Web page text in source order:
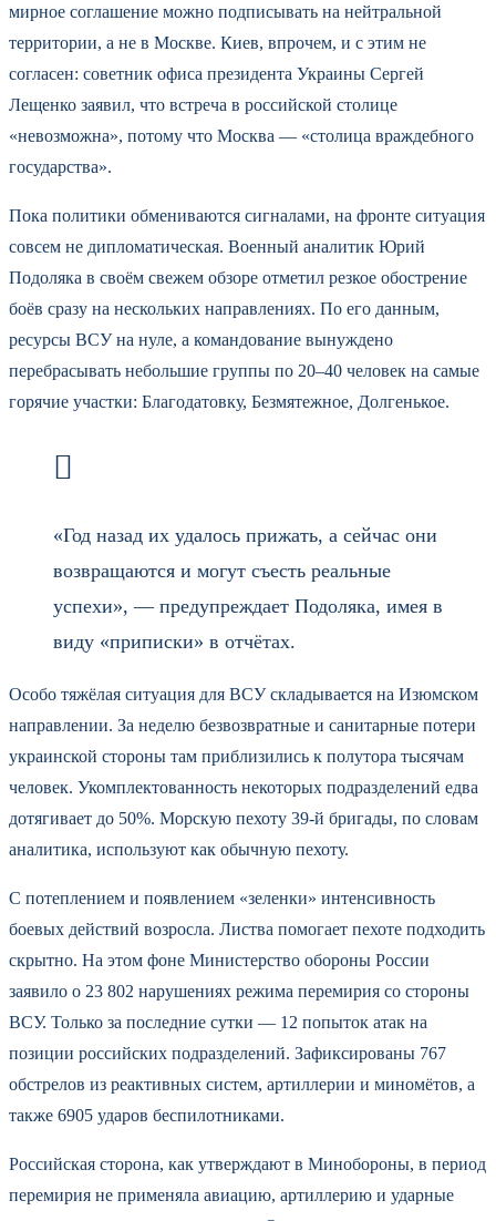
мирное соглашение можно подписывать на нейтральной
территории, а не в Москве. Киев, впрочем, и с этим не
согласен: советник офиса президента Украины Сергей
Лещенко заявил, что встреча в российской столице
«невозможна», потому что Москва — «столица враждебного
государства».
Пока политики обмениваются сигналами, на фронте ситуация
совсем не дипломатическая. Военный аналитик Юрий
Подоляка в своём свежем обзоре отметил резкое обострение
боёв сразу на нескольких направлениях. По его данным,
ресурсы ВСУ на нуле, а командование вынуждено
перебрасывать небольшие группы по 20–40 человек на самые
горячие участки: Благодатовку, Безмятежное, Долгенькое.
«Год назад их удалось прижать, а сейчас они
возвращаются и могут съесть реальные
успехи», — предупреждает Подоляка, имея в
виду «приписки» в отчётах.
Особо тяжёлая ситуация для ВСУ складывается на Изюмском
направлении. За неделю безвозвратные и санитарные потери
украинской стороны там приблизились к полутора тысячам
человек. Укомплектованность некоторых подразделений едва
дотягивает до 50%. Морскую пехоту 39-й бригады, по словам
аналитика, используют как обычную пехоту.
С потеплением и появлением «зеленки» интенсивность
боевых действий возросла. Листва помогает пехоте подходить
скрытно. На этом фоне Министерство обороны России
заявило о 23 802 нарушениях режима перемирия со стороны
ВСУ. Только за последние сутки — 12 попыток атак на
позиции российских подразделений. Зафиксированы 767
обстрелов из реактивных систем, артиллерии и миномётов, а
также 6905 ударов беспилотниками.
Российская сторона, как утверждают в Минобороны, в период
перемирия не применяла авиацию, артиллерию и ударные